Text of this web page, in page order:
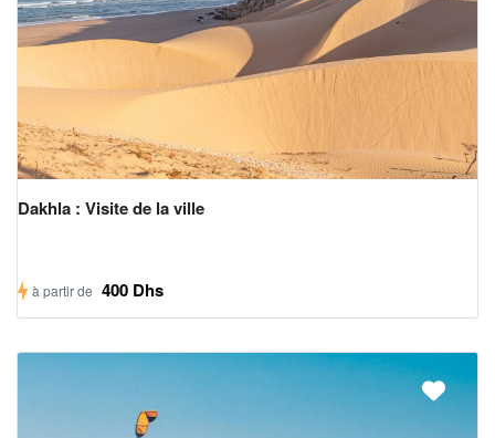
Dakhla : Visite de la ville
à partir de 400 Dhs